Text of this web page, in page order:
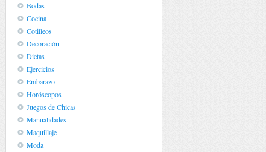
Bodas
Cocina
Cotilleos
Decoración
Dietas
Ejercicios
Embarazo
Horóscopos
Juegos de Chicas
Manualidades
Maquillaje
Moda